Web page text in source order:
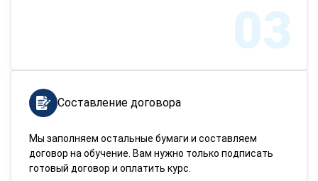
03
Составление договора
Мы заполняем остальные бумаги и составляем
договор на обучение. Вам нужно только подписать
готовый договор и оплатить курс.